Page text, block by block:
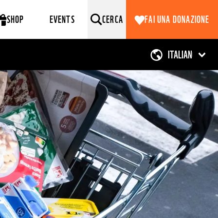
SHOP EVENTS CERCA FAI UNA DONAZIONE